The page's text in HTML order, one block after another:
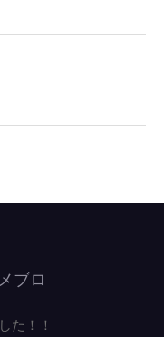
ブロ
た！！